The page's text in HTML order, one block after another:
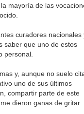
mayoría de las
curadores nacionales
saber que uno de estos
y, aunque no suelo
uno de sus últimos
compartir parte de este
dieron ganas de gritar.